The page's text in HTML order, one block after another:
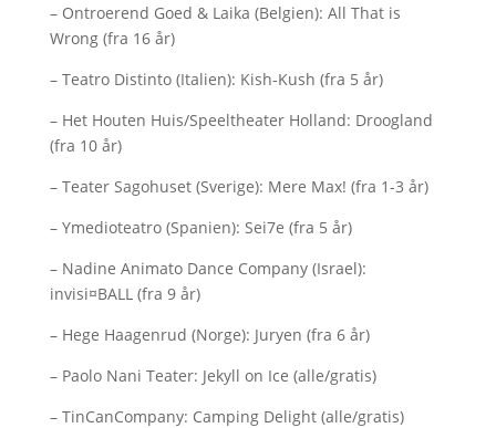
– Ontroerend Goed & Laika (Belgien): All That is
Wrong (fra 16 år)
– Teatro Distinto (Italien): Kish-Kush (fra 5 år)
– Het Houten Huis/Speeltheater Holland: Droogland
(fra 10 år)
– Teater Sagohuset (Sverige): Mere Max! (fra 1-3 år)
– Ymedioteatro (Spanien): Sei7e (fra 5 år)
– Nadine Animato Dance Company (Israel):
invisi¤BALL (fra 9 år)
– Hege Haagenrud (Norge): Juryen (fra 6 år)
– Paolo Nani Teater: Jekyll on Ice (alle/gratis)
– TinCanCompany: Camping Delight (alle/gratis)